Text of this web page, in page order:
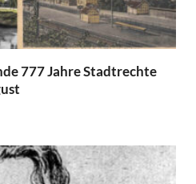
777 Jahre Stadtrechte